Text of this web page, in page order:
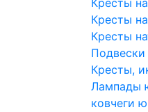
Кресты
Кресты
Кресты
Кресты,
Лампады
ковчеги